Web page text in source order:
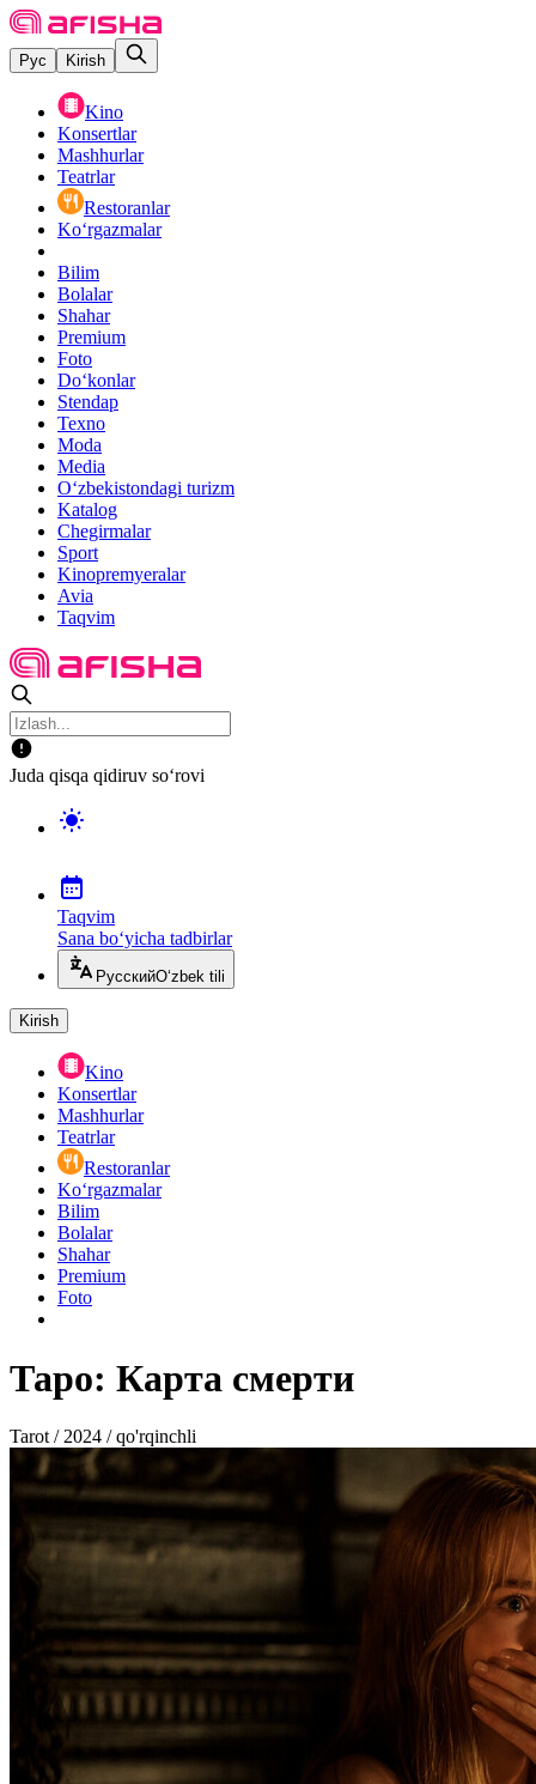
Рус Kirish
Kino
Konsertlar
Mashhurlar
Teatrlar
Restoranlar
Ko‘rgazmalar
Bilim
Bolalar
Shahar
Premium
Foto
Do‘konlar
Stendap
Texno
Moda
Media
O‘zbekistondagi turizm
Katalog
Chegirmalar
Sport
Kinopremyeralar
Avia
Taqvim
Juda qisqa qidiruv so‘rovi
Taqvim
Sana bo‘yicha tadbirlar
РусскийO‘zbek tili
Kirish
Kino
Konsertlar
Mashhurlar
Teatrlar
Restoranlar
Ko‘rgazmalar
Bilim
Bolalar
Shahar
Premium
Foto
Таро: Карта смерти
Tarot / 2024 / qo'rqinchli